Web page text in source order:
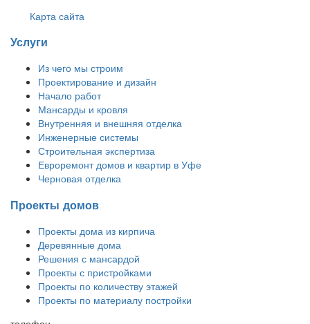
Карта сайта
Услуги
Из чего мы строим
Проектирование и дизайн
Начало работ
Мансарды и кровля
Внутренняя и внешняя отделка
Инженерные системы
Строительная экспертиза
Евроремонт домов и квартир в Уфе
Черновая отделка
Проекты домов
Проекты дома из кирпича
Деревянные дома
Решения с мансардой
Проекты с пристройками
Проекты по количеству этажей
Проекты по материалу постройки